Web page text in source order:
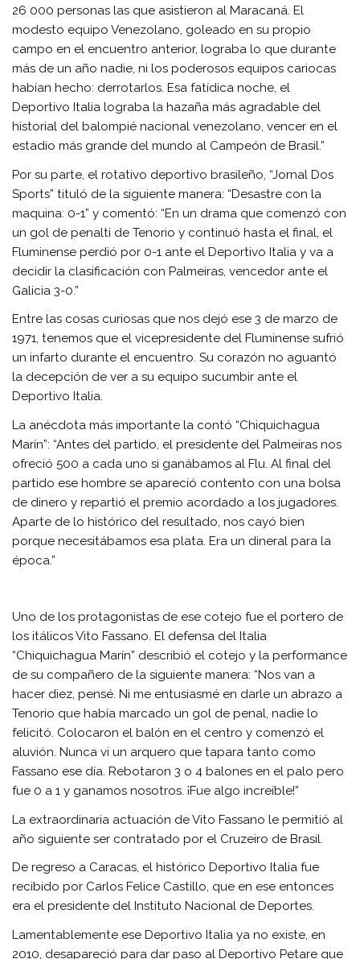
26 000 personas las que asistieron al Maracaná. El
modesto equipo Venezolano, goleado en su propio
campo en el encuentro anterior, lograba lo que durante
más de un año nadie, ni los poderosos equipos cariocas
habían hecho: derrotarlos. Esa fatídica noche, el
Deportivo Italia lograba la hazaña más agradable del
historial del balompié nacional venezolano, vencer en el
estadio más grande del mundo al Campeón de Brasil.”
Por su parte, el rotativo deportivo brasileño, “Jornal Dos
Sports” tituló de la siguiente manera: “Desastre con la
maquina: 0-1” y comentó: “En un drama que comenzó con
un gol de penalti de Tenorio y continuó hasta el final, el
Fluminense perdió por 0-1 ante el Deportivo Italia y va a
decidir la clasificación con Palmeiras, vencedor ante el
Galicia 3-0.”
Entre las cosas curiosas que nos dejó ese 3 de marzo de
1971, tenemos que el vicepresidente del Fluminense sufrió
un infarto durante el encuentro. Su corazón no aguantó
la decepción de ver a su equipo sucumbir ante el
Deportivo Italia.
La anécdota más importante la contó “Chiquichagua
Marín”: “Antes del partido, el presidente del Palmeiras nos
ofreció 500 a cada uno si ganábamos al Flu. Al final del
partido ese hombre se apareció contento con una bolsa
de dinero y repartió el premio acordado a los jugadores.
Aparte de lo histórico del resultado, nos cayó bien
porque necesitábamos esa plata. Era un dineral para la
época.”
Uno de los protagonistas de ese cotejo fue el portero de
los itálicos Vito Fassano. El defensa del Italia
“Chiquichagua Marín” describió el cotejo y la performance
de su compañero de la siguiente manera: “Nos van a
hacer diez, pensé. Ni me entusiasmé en darle un abrazo a
Tenorio que había marcado un gol de penal, nadie lo
felicitó. Colocaron el balón en el centro y comenzó el
aluvión. Nunca vi un arquero que tapara tanto como
Fassano ese día. Rebotaron 3 o 4 balones en el palo pero
fue 0 a 1 y ganamos nosotros. ¡Fue algo increíble!”
La extraordinaria actuación de Vito Fassano le permitió al
año siguiente ser contratado por el Cruzeiro de Brasil.
De regreso a Caracas, el histórico Deportivo Italia fue
recibido por Carlos Felice Castillo, que en ese entonces
era el presidente del Instituto Nacional de Deportes.
Lamentablemente ese Deportivo Italia ya no existe, en
2010, desapareció para dar paso al Deportivo Petare que